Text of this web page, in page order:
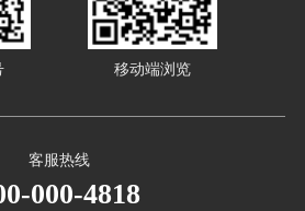
客服热线
000-4818
移动端浏览